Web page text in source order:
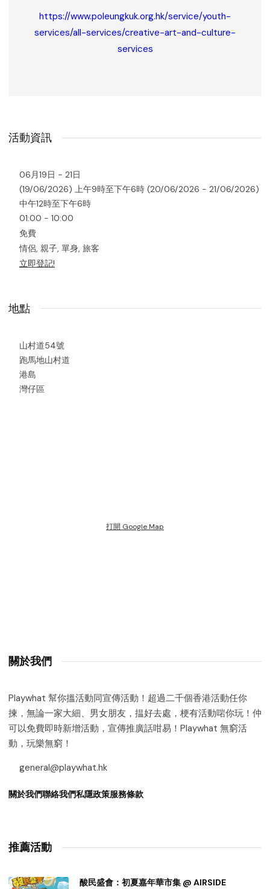
https://www.poleungkuk.org.hk/service/youth-
services/all-services/creative-art-and-culture-
services
活動資訊
06月19日 - 21日
(19/06/2026) 上午9時至下午6時 (20/06/2026 - 21/06/2026)
中午12時至下午6時
01:00 - 10:00
免費
情侶, 親子, 單身, 旅客
立即登記!
地點
山村道54號
跑馬地山村道
港島
灣仔區
打開 Google Map
關於我們
Playwhat 幫你搵活動同宣傳活動！超過二千個香港活動任你
揀，無論一家大細、男女朋友，揾好去處，梗有活動啱你玩！仲
可以免費即時新增活動，宣傳推廣話咁易！Playwhat 無窮活
動，玩樂無窮！
general@playwhat.hk
關於我們聯絡我們私隱政策服務條款
推薦活動
酸民盛會：初夏嘉年華市集 @ AIRSIDE